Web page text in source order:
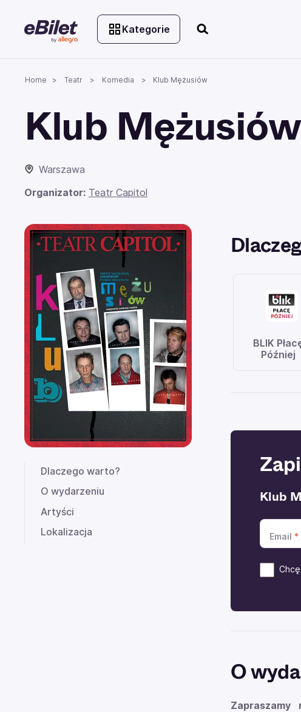
Kategorie
Home Teatr Komedia Klub Mężusiów
Klub Mężusiów
Warszawa
Organizator: Teatr Capitol
Dlaczego warto?
O wydarzeniu
Artyści
Lokalizacja
BLIK
Później
Klub
Email
O